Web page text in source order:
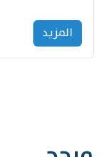
المزید